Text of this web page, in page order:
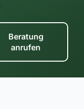
Beratung
anrufen